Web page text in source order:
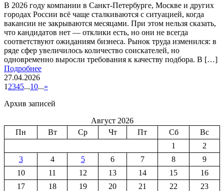
В 2026 году компании в Санкт-Петербурге, Москве и других
городах России всё чаще сталкиваются с ситуацией, когда
вакансии не закрываются месяцами. При этом нельзя сказать,
что кандидатов нет — отклики есть, но они не всегда
соответствуют ожиданиям бизнеса. Рынок труда изменился: в
ряде сфер увеличилось количество соискателей, но
одновременно выросли требования к качеству подбора. В […]
Подробнее
27.04.2026
1 2345...10...»
Архив записей
Август 2026
Пн
Вт Ср Чт Пт Сб
Вс
1
2
3
4 5 6 7 8
9
10
11 12 13 14 15
16
17
18 19 20 21 22
23